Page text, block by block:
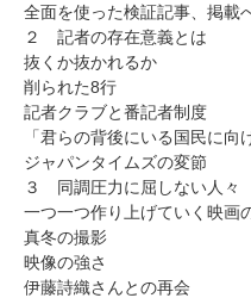
全面を使った検証記事、掲載
２ 記者の存在意義とは
抜くか抜かれるか
削られた8行
記者クラブと番記者制度
「君らの背後にいる国民に向
ジャパンタイムズの変節
３ 同調圧力に屈しない人々
一つ一つ作り上げていく映画
真冬の撮影
映像の強さ
伊藤詩織さんとの再会